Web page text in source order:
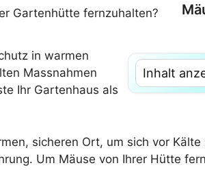
Inhalt
in warmen
Massnahmen
Ihr Gartenhaus als
sicheren Ort, um sich vor
Um Mäuse von Ihrer Hütte